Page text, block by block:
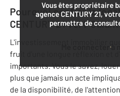
Vous êtes propriétaire
agence CENTURY 21,
permettra de
Me connecter à
Pourquoi confier la
CENTURY 21 Vert-Galant
L'investissement immobilier
fruit d'une longue réflexion et
importants. Vous le savez,
plus que jamais un acte
de la disponibilité, de